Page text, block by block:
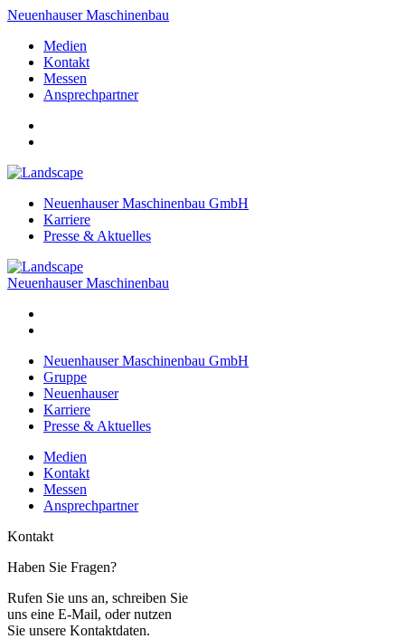
Neuenhauser Maschinenbau
Medien
Kontakt
Messen
Ansprechpartner
Neuenhauser Maschinenbau GmbH
Karriere
Presse & Aktuelles
Neuenhauser Maschinenbau
Neuenhauser Maschinenbau GmbH
Gruppe
Neuenhauser
Karriere
Presse & Aktuelles
Medien
Kontakt
Messen
Ansprechpartner
Kontakt
Haben Sie Fragen?
Rufen Sie uns an, schreiben Sie
uns eine E-Mail, oder nutzen
Sie unsere Kontaktdaten.